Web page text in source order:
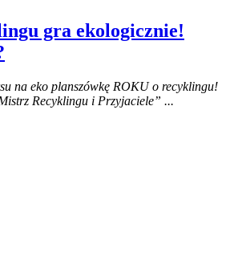
gra ekologicznie!
na eko planszówkę ROKU o recyklingu!
Recyklingu i Przyjaciele” ...